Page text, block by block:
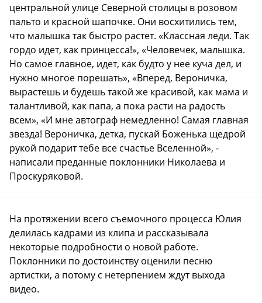
центральной улице Северной столицы в розовом
пальто и красной шапочке. Они восхитились тем,
что малышка так быстро растет. «Классная леди. Так
гордо идет, как принцесса!», «Человечек, малышка.
Но самое главное, идет, как будто у нее куча дел, и
нужно многое порешать», «Вперед, Вероничка,
вырастешь и будешь такой же красивой, как мама и
талантливой, как папа, а пока расти на радость
всем», «И мне автограф немедленно! Самая главная
звезда! Вероничка, детка, пускай Боженька щедрой
рукой подарит тебе все счастье Вселенной», -
написали преданные поклонники Николаева и
Проскуряковой.
На протяжении всего съемочного процесса Юлия
делилась кадрами из клипа и рассказывала
некоторые подробности о новой работе.
Поклонники по достоинству оценили песню
артистки, а потому с нетерпением ждут выхода
видео.